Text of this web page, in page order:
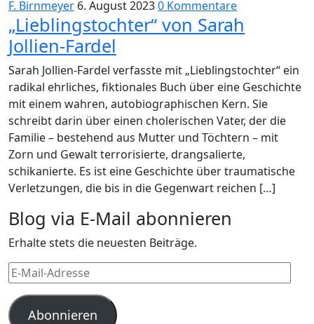
F. Birnmeyer 6. August 20230 Kommentare
„Lieblingstochter“ von Sarah
Jollien-Fardel
Sarah Jollien-Fardel verfasste mit „Lieblingstochter“ ein
radikal ehrliches, fiktionales Buch über eine Geschichte
mit einem wahren, autobiographischen Kern. Sie
schreibt darin über einen cholerischen Vater, der die
Familie – bestehend aus Mutter und Töchtern – mit
Zorn und Gewalt terrorisierte, drangsalierte,
schikanierte. Es ist eine Geschichte über traumatische
Verletzungen, die bis in die Gegenwart reichen […]
Blog via E-Mail abonnieren
Erhalte stets die neuesten Beiträge.
E-
Mail-
Adresse
Abonnieren